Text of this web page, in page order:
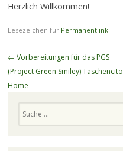
Herzlich Willkommen!
Lesezeichen für Permanentlink.
Beitragsnavigation
← Vorbereitungen für das PGS
(Project Green Smiley) Taschencito
Home